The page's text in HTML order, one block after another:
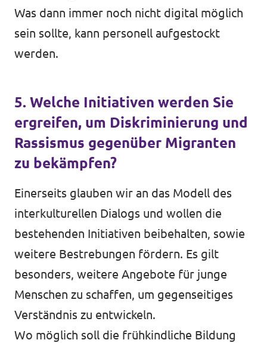
Was dann immer noch nicht digital möglich
sein sollte, kann personell aufgestockt
werden.
5. Welche Initiativen werden Sie
ergreifen, um Diskriminierung und
Rassismus gegenüber Migranten
zu bekämpfen?
Einerseits glauben wir an das Modell des
interkulturellen Dialogs und wollen die
bestehenden Initiativen beibehalten, sowie
weitere Bestrebungen fördern. Es gilt
besonders, weitere Angebote für junge
Menschen zu schaffen, um gegenseitiges
Verständnis zu entwickeln.
Wo möglich soll die frühkindliche Bildung